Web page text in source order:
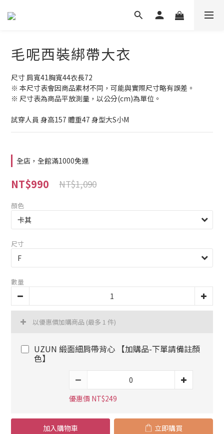
毛呢西裝綁帶大衣
尺寸 肩寬41胸寬44衣長72
※ 本尺寸表會因商品素材不同，可能與實際尺寸略有誤差。
※ 尺寸表為商品平放測量，以公分(cm)為單位。
試穿人員 身高157 體重47 身型大S小M
全店，全館滿1000免運
NT$990 NT$1,090
顏色
尺寸
數量
以優惠價加購商品 (最多 1 件)
UZUN 緞面細肩帶背心 【加購品-下單請備註顏
色】
優惠價 NT$249
加入購物車 立即購買